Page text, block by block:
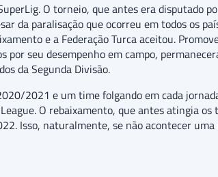
O torneio, que antes era disputado
da paralisação que ocorreu em todos os
e a Federação Turca aceitou.
por seu desempenho em campo,
da Segunda Divisão.
2021 e um time folgando em cada
O rebaixamento, que antes atingia
Isso, naturalmente, se não acontecer uma